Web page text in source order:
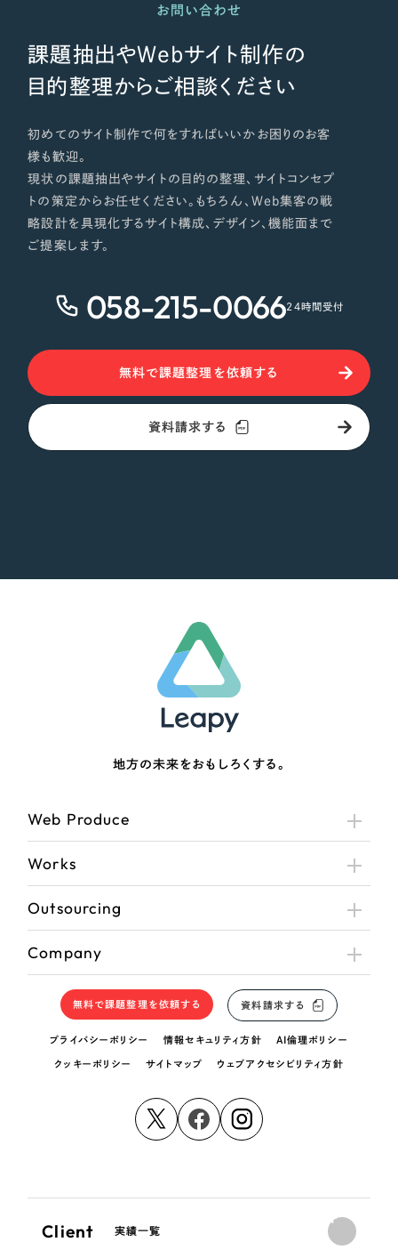
お問い合わせ
課題抽出やWebサイト制作の
目的整理からご相談ください
初めてのサイト制作で何をすればいいかお困りのお客
様も歓迎。
現状の課題抽出やサイトの目的の整理、サイトコンセプ
トの策定からお任せください。もちろん、Web集客の戦
略設計を具現化するサイト構成、デザイン、機能面まで
ご提案します。
058-215-006624時間受付
無料で課題整理を依頼する
資料請求する
地方の未来をおもしろくする。
Web Produce
Works
Outsourcing
Company
無料で課題整理を依頼する 資料請求する
プライバシーポリシー 情報セキュリティ方針 AI倫理ポリシー
クッキーポリシー サイトマップ ウェブアクセシビリティ方針
Client 実績一覧